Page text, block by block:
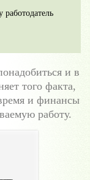
и в
того факта,
и финансы
работу.